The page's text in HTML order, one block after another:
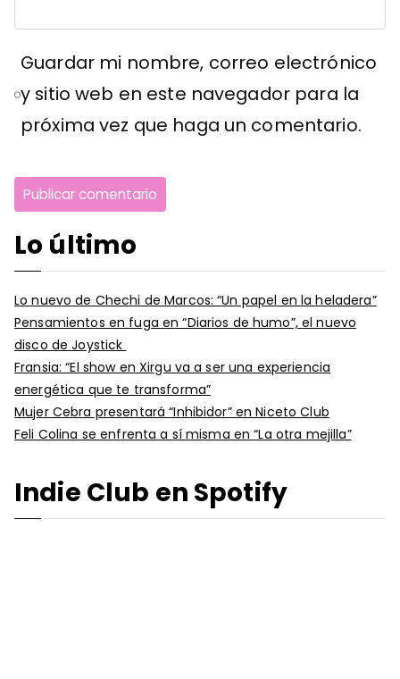
Guardar mi nombre, correo electrónico
y sitio web en este navegador para la
próxima vez que haga un comentario.
Lo último
Lo nuevo de Chechi de Marcos: “Un papel en la heladera”
Pensamientos en fuga en “Diarios de humo”, el nuevo
disco de Joystick
Fransia: “El show en Xirgu va a ser una experiencia
energética que te transforma”
Mujer Cebra presentará “Inhibidor” en Niceto Club
Feli Colina se enfrenta a sí misma en “La otra mejilla”
Indie Club en Spotify